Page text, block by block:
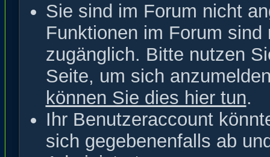
Sie sind im Forum nicht
Funktionen im Forum
zugänglich. Bitte nutzen
Seite, um sich
können Sie dies hier tun.
Ihr Benutzeraccount
sich gegebenenfalls ab